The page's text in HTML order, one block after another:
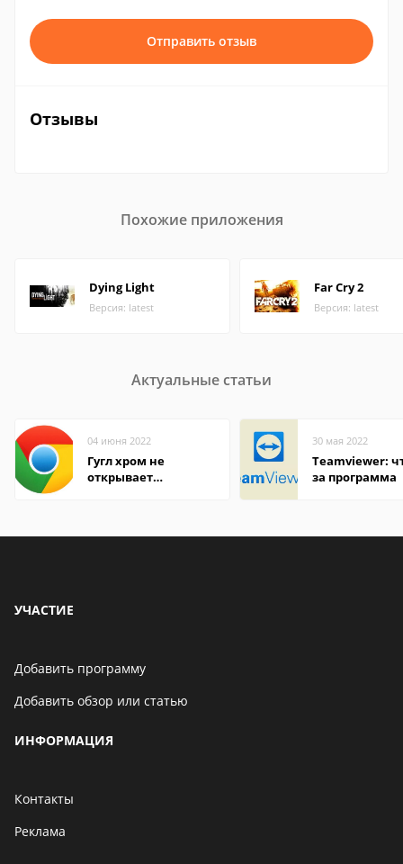
Отправить отзыв
Отзывы
Похожие приложения
Dying Light
Версия: latest
Far Cry 2
Версия: latest
Актуальные статьи
04 июня 2022
Гугл хром не
открывает
30 мая 2022
Teamviewer:
за программа
УЧАСТИЕ
Добавить программу
Добавить обзор или статью
ИНФОРМАЦИЯ
Контакты
Реклама